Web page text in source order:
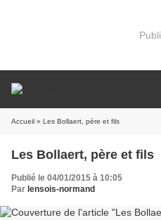
Accueil » Les Bollaert, père et fils
Les Bollaert, père et fils
Publié le 04/01/2015 à 10:05
Par lensois-normand